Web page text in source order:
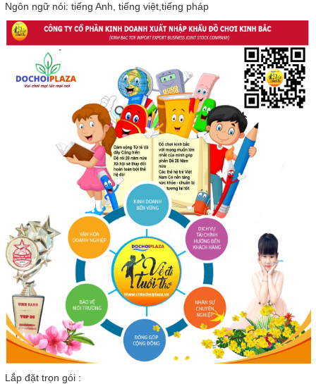
Ngôn ngữ nói: tiếng Anh, tiếng việt,tiếng pháp
Lắp đặt trọn gói :